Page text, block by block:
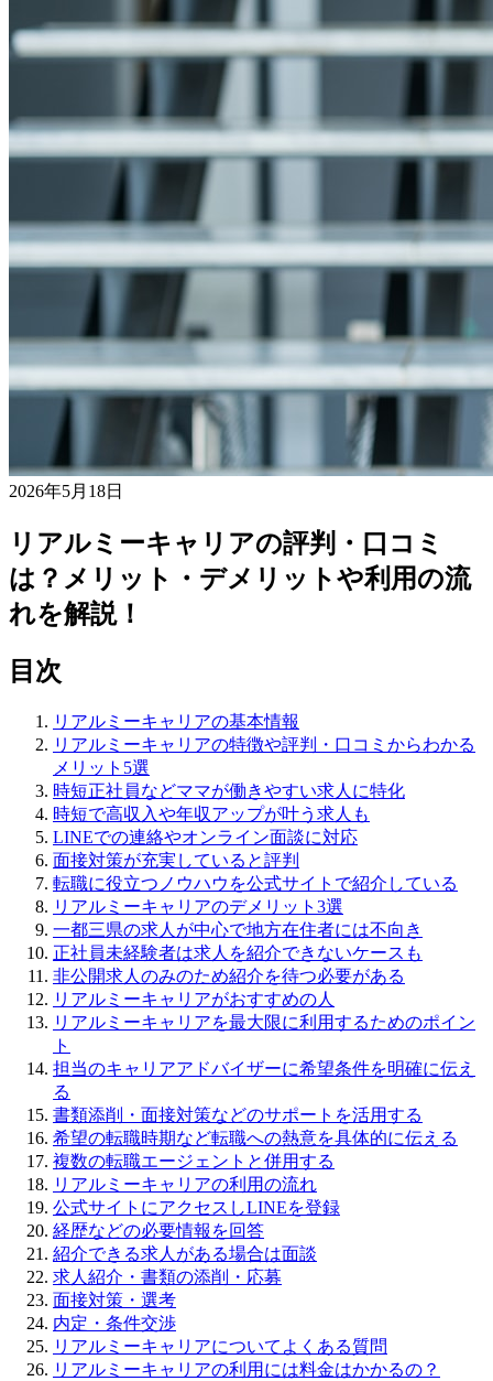
2026年5月18日
リアルミーキャリアの評判・口コミ
は？メリット・デメリットや利用の流
れを解説！
目次
リアルミーキャリアの基本情報
リアルミーキャリアの特徴や評判・口コミからわかる
メリット5選
時短正社員などママが働きやすい求人に特化
時短で高収入や年収アップが叶う求人も
LINEでの連絡やオンライン面談に対応
面接対策が充実していると評判
転職に役立つノウハウを公式サイトで紹介している
リアルミーキャリアのデメリット3選
一都三県の求人が中心で地方在住者には不向き
正社員未経験者は求人を紹介できないケースも
非公開求人のみのため紹介を待つ必要がある
リアルミーキャリアがおすすめの人
リアルミーキャリアを最大限に利用するためのポイン
ト
担当のキャリアアドバイザーに希望条件を明確に伝え
る
書類添削・面接対策などのサポートを活用する
希望の転職時期など転職への熱意を具体的に伝える
複数の転職エージェントと併用する
リアルミーキャリアの利用の流れ
公式サイトにアクセスしLINEを登録
経歴などの必要情報を回答
紹介できる求人がある場合は面談
求人紹介・書類の添削・応募
面接対策・選考
内定・条件交渉
リアルミーキャリアについてよくある質問
リアルミーキャリアの利用には料金はかかるの？